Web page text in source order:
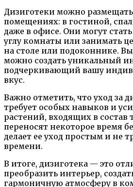
Дизиготеки можно
помещениях: в гостиной,
даже в офисе. Они могут
углу комнаты или занимать
на столе или подоконнике.
можно создать уникальный
подчеркивающий вашу
вкус.
Важно отметить, что уход за
требует особых навыков и
растений, входящих в состав
переносят некоторое время
делает ее уход простым и не
времени.
В итоге, дизиготека — это
преобразить интерьер,
гармоничную атмосферу в